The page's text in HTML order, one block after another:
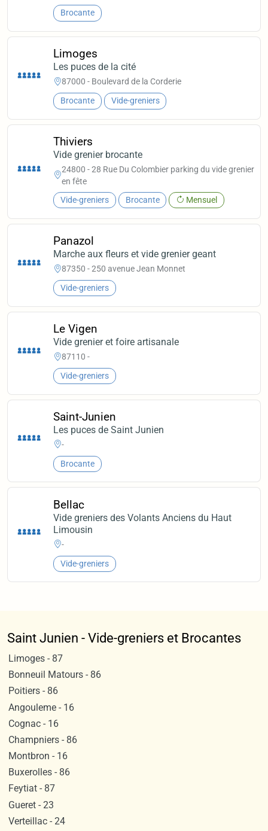
Brocante
Limoges
Les puces de la cité
87000 - Boulevard de la Corderie
Brocante Vide-greniers
Thiviers
Vide grenier brocante
24800 - 28 Rue Du Colombier parking du vide grenier
en fête
Vide-greniers Brocante Mensuel
Panazol
Marche aux fleurs et vide grenier geant
87350 - 250 avenue Jean Monnet
Vide-greniers
Le Vigen
Vide grenier et foire artisanale
87110 -
Vide-greniers
Saint-Junien
Les puces de Saint Junien
-
Brocante
Bellac
Vide greniers des Volants Anciens du Haut
Limousin
-
Vide-greniers
Saint Junien - Vide-greniers et Brocantes
Limoges - 87
Bonneuil Matours - 86
Poitiers - 86
Angouleme - 16
Cognac - 16
Champniers - 86
Montbron - 16
Buxerolles - 86
Feytiat - 87
Gueret - 23
Verteillac - 24